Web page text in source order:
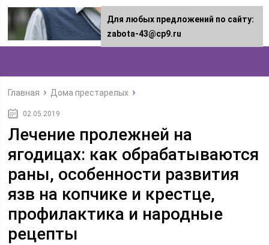
Главная Дома престарелых
02.05.2019
Лечение пролежней на
ягодицах: как обрабатываются
раны, особенности развития
язв на копчике и крестце,
профилактика и народные
рецепты
Для любых предложений по сайту:
zabota-43@cp9.ru